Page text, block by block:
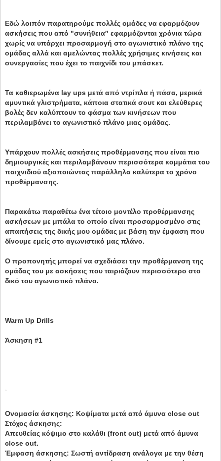
Εδώ λοιπόν παρατηρούμε πολλές ομάδες να εφαρμόζουν
ασκήσεις που από "συνήθεια″ εφαρμόζονται χρόνια τώρα
χωρίς να υπάρχει προσαρμογή στο αγωνιστικό πλάνο της
ομάδας αλλά και αμελώντας πολλές χρήσιμες κινήσεις και
συνεργασίες που έχει το παιχνίδι του μπάσκετ.
Τα καθιερωμένα lay ups μετά από ντρίπλα ή πάσα, μερικά
αμυντικά γλιστρήματα, κάποια στατικά σουτ και ελεύθερες
βολές δεν καλύπτουν το φάσμα των κινήσεων που
περιλαμβάνει το αγωνιστικό πλάνο μιας ομάδας.
Υπάρχουν πολλές ασκήσεις προθέρμανσης που είναι πιο
δημιουργικές και περιλαμβάνουν περισσότερα κομμάτια του
παιχνιδιού αξιοποιώντας παράλληλα καλύτερα το χρόνο
προθέρμανσης.
Παρακάτω παραθέτω ένα τέτοιο μοντέλο προθέρμανσης
ασκήσεων με μπάλα το οποίο είναι προσαρμοσμένο στις
απαιτήσεις της δικής μου ομάδας με βάση την έμφαση που
δίνουμε εμείς στο αγωνιστικό μας πλάνο.
Ο προπονητής μπορεί να σχεδιάσει την προθέρμανση της
ομάδας του με ασκήσεις που ταιριάζουν περισσότερο στο
δικό του αγωνιστικό πλάνο.
Warm Up Drills
Άσκηση #1
Ονομασία άσκησης: Κοψίματα μετά από άμυνα close out
Στόχος άσκησης:
Απευθείας κόψιμο στο καλάθι (front cut) μετά από άμυνα
close out.
Έμφαση άσκησης: Σωστή αντίδραση ανάλογα με την θέση